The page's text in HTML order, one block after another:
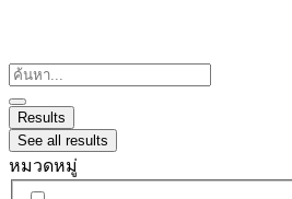
Search
...
Results
See all results
หมวดหมู่